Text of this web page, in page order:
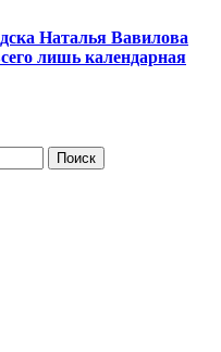
Наталья Вавилова
лишь календарная